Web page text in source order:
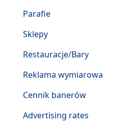
Parafie
Sklepy
Restauracje/Bary
Reklama wymiarowa
Cennik banerów
Advertising rates